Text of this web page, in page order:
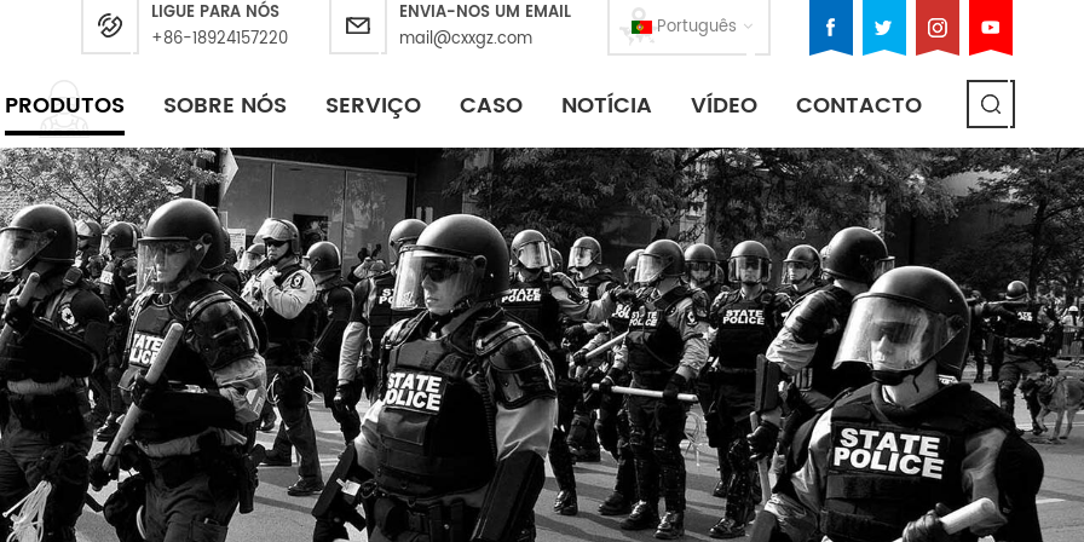
Português
LIGUE PARA NÓS
+86-18924157220
ENVIA-NOS UM EMAIL
mail@cxxgz.com
PRODUTOS SOBRE NÓS SERVIÇO CASO NOTÍCIA VÍDEO CONTACTO